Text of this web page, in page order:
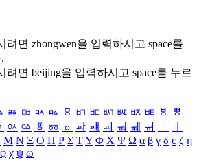
려면 zhongwen을 입력하시고 space를
려면 beijing을 입력하시고 space를 누르
ㅭ ㅮ ㅯ ㅰ ㅱ ㅲ ㅳ ㅴ ㅵ ㅶ ㅷ ㅸ
ㅹ
ㆂ ㆃ ㆄ ㆅ ㆆ ㆇ ㆈ ㆉ ㆊ ㆋ ㆌ ㆍ
ㆎ
Μ Ν Ξ Ο Π Ρ Σ ΤΥ Φ Χ Ψ Ω α β γ δ ε ζ η
φ χ ψ ω